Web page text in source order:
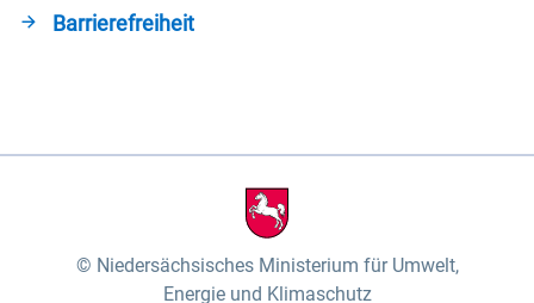
Barrierefreiheit
Niedersächsisches Ministerium für Umwelt,
Energie und Klimaschutz